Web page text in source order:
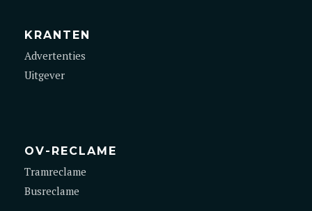
KRANTEN
Advertenties
Uitgever
OV-RECLAME
Tramreclame
Busreclame